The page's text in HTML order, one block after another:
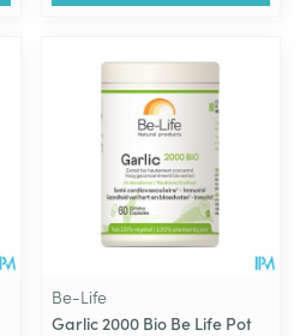
Be-Life
Garlic 2000 Bio Be Life Pot